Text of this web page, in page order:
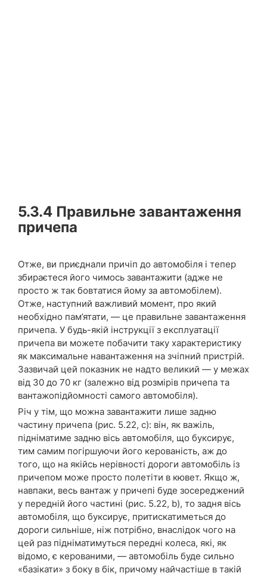
5.3.4 Правильне завантаження
причепа
Отже, ви приєднали причіп до автомобіля і тепер
збираєтеся його чимось завантажити (адже не
просто ж так бовтатися йому за автомобілем).
Отже, наступний важливий момент, про який
необхідно пам’ятати, — це правильне завантаження
причепа. У будь-якій інструкції з експлуатації
причепа ви можете побачити таку характеристику
як максимальне навантаження на зчіпний пристрій.
Зазвичай цей показник не надто великий — у межах
від 30 до 70 кг (залежно від розмірів причепа та
вантажопідйомності самого автомобіля).
Річ у тім, що можна завантажити лише задню
частину причепа (рис. 5.22, c): він, як важіль,
підніматиме задню вісь автомобіля, що буксирує,
тим самим погіршуючи його керованість, аж до
того, що на якійсь нерівності дороги автомобіль із
причепом може просто полетіти в кювет. Якщо ж,
навпаки, весь вантаж у причепі буде зосереджений
у передній його частині (рис. 5.22, b), то задня вісь
автомобіля, що буксирує, притискатиметься до
дороги сильніше, ніж потрібно, внаслідок чого на
цей раз підніматимуться передні колеса, які, як
відомо, є керованими, — автомобіль буде сильно
«базікати» з боку в бік, причому найчастіше в такій